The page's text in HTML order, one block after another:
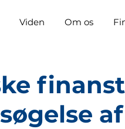
Viden Om os